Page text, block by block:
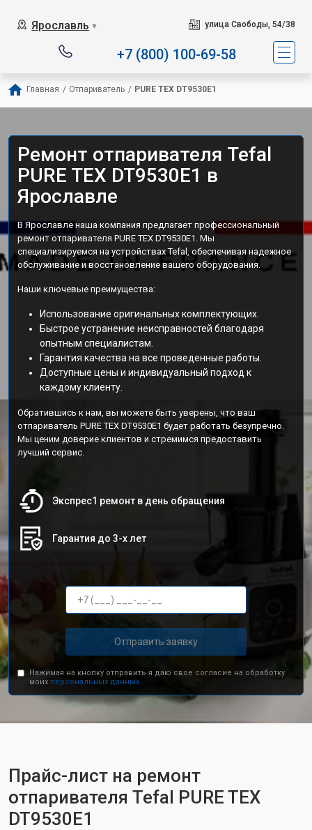
Ярославль ▼ улица Свободы, 54/38
+7 (800) 100-69-58
Главная / Отпариватель / PURE TEX DT9530E1
Ремонт отпаривателя Tefal
PURE TEX DT9530E1 в
Ярославле
В Ярославле наша компания предлагает профессиональный
ремонт отпаривателя PURE TEX DT9530E1. Мы
специализируемся на устройствах Tefal, обеспечивая надежное
обслуживание и восстановление вашего оборудования.
Наши ключевые преимущества:
Использование оригинальных комплектующих.
Быстрое устранение неисправностей благодаря
опытным специалистам.
Гарантия качества на все проведенные работы.
Доступные цены и индивидуальный подход к
каждому клиенту.
Обратившись к нам, вы можете быть уверены, что ваш
отпариватель PURE TEX DT9530E1 будет работать безупречно.
Мы ценим доверие клиентов и стремимся предоставить
лучший сервис.
Экспрес1 ремонт в день обращения
Гарантия до 3-х лет
Отправить заявку
Нажимая на кнопку отправить я даю свое согласие на обработку
моих персональных данных.
Прайс-лист на ремонт
отпаривателя Tefal PURE TEX
DT9530E1